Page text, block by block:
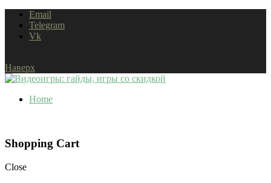
Email
Telegram
Vk
Наверх
Home
Shopping Cart
Close